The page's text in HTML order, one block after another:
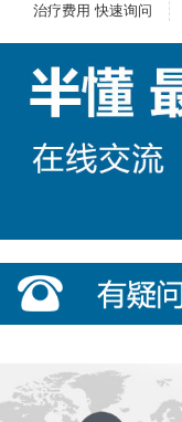
治疗费用 快速询问